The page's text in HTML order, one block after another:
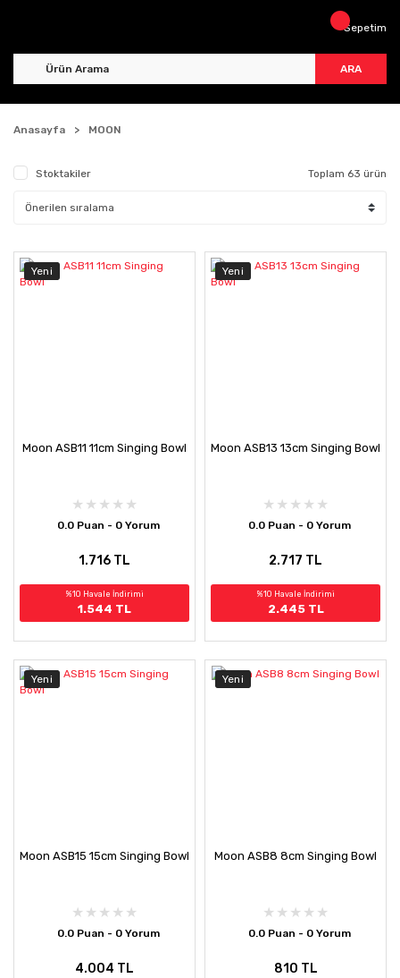
ARA
Sepetim
Anasayfa MOON
Stoktakiler Toplam 63 ürün
Yeni
Moon ASB11 11cm Singing Bowl
0.0 Puan - 0 Yorum
1.716 TL
%10 Havale İndirimi
1.544 TL
Yeni
Moon ASB13 13cm Singing Bowl
0.0 Puan - 0 Yorum
2.717 TL
%10 Havale İndirimi
2.445 TL
Yeni
Moon ASB15 15cm Singing Bowl
0.0 Puan - 0 Yorum
4.004 TL
Yeni
Moon ASB8 8cm Singing Bowl
0.0 Puan - 0 Yorum
810 TL